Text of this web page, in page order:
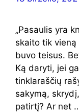
„Pasaulis yra
skaito tik vieną
buvo teisus.
Ką daryti, jei
tinklaraščių
sakymą,
patirtį? Ar net